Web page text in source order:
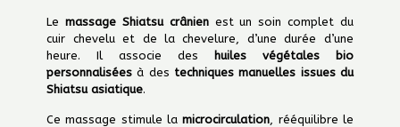
Le massage Shiatsu crânienest un soin complet du
cuir chevelu et de la chevelure, d’une durée d’une
heure. Il associe des
huiles végétales bio
personnalisées à des techniques manuelles issues du
Shiatsu asiatique.
Ce massage stimule lamicrocirculation, rééquilibre le